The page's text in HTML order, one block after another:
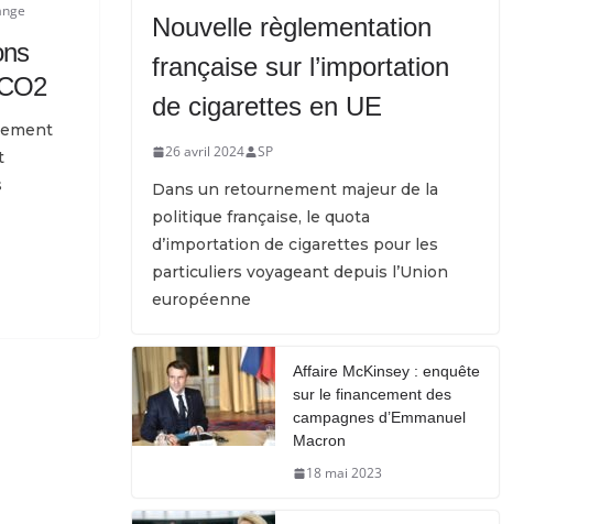
Nouvelle règlementation
française sur l’importation
de cigarettes en UE
26 avril 2024 SP
Dans un retournement majeur de la
politique française, le quota
d’importation de cigarettes pour les
particuliers voyageant depuis l’Union
européenne
Affaire McKinsey : enquête
sur le financement des
campagnes d’Emmanuel
Macron
18 mai 2023